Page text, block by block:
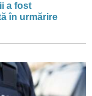
a fost
în urmărire